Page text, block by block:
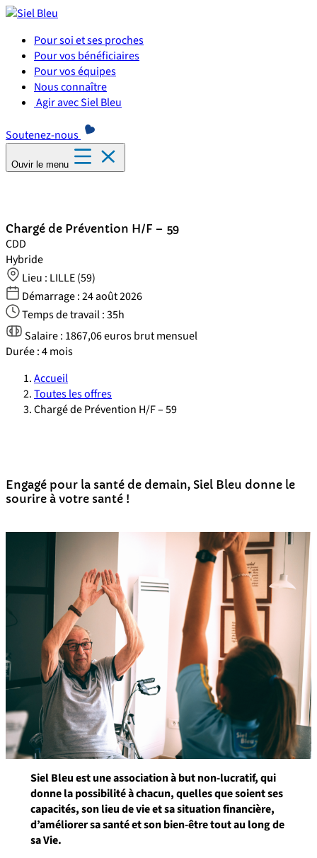
Pour soi et ses proches
Pour vos bénéficiaires
Pour vos équipes
Nous connaître
Agir avec Siel Bleu
Soutenez-nous
Ouvir le menu
Chargé de Prévention H/F – 59
CDD
Hybride
Lieu : LILLE (59)
Démarrage :24 août 2026
Temps de travail :35h
Salaire : 1867,06 euros brut mensuel
Durée :4 mois
Accueil
Toutes les offres
Chargé de Prévention H/F – 59
Engagé pour la santé de demain, Siel Bleu donne le
sourire à votre santé !
Siel Bleu est une association à but non-lucratif, qui
donne la possibilité à chacun, quelles que soient ses
capacités, son lieu de vie et sa situation financière,
d’améliorer sa santé et son bien-être tout au long de
sa Vie.
Panneau de gestion des cookies